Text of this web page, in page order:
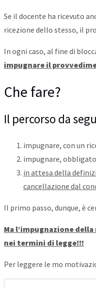
Se il docente ha ricevuto
ricezione dello stesso, il
In ogni caso, al fine di
impugnare il
Che fare?
Il percorso da
impugnare, con un
impugnare,
in attesa della
cancellazione dal
Il primo passo, dunque, è
Ma l’impugnazione
nei termini di legge!!!
Per leggere le mo